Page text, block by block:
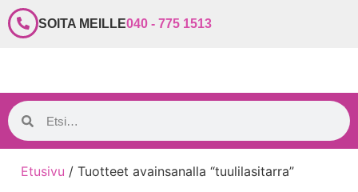
SOITA MEILLE040 - 775 1513
Etusivu / Tuotteet avainsanalla “tuulilasitarra”